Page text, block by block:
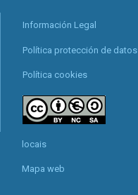
Información Legal
Política protección de datos
Política cookies
locais
Mapa web